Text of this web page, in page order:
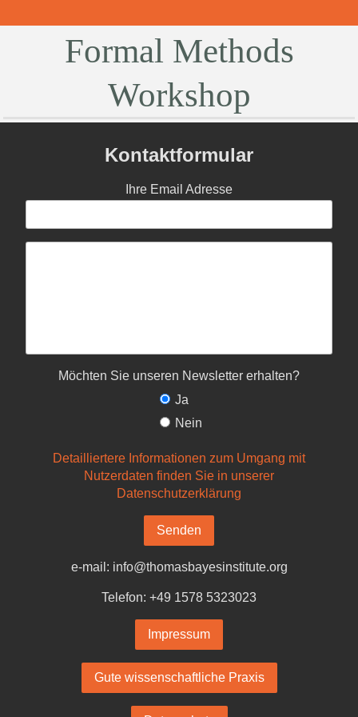
Formal Methods
Workshop
Kontaktformular
Ihre Email Adresse
Möchten Sie unseren Newsletter erhalten?
Ja
Nein
Detailliertere Informationen zum Umgang mit
Nutzerdaten finden Sie in unserer
Datenschutzerklärung
Senden
e-mail: info@thomasbayesinstitute.org
Telefon: +49 1578 5323023
Impressum
Gute wissenschaftliche Praxis